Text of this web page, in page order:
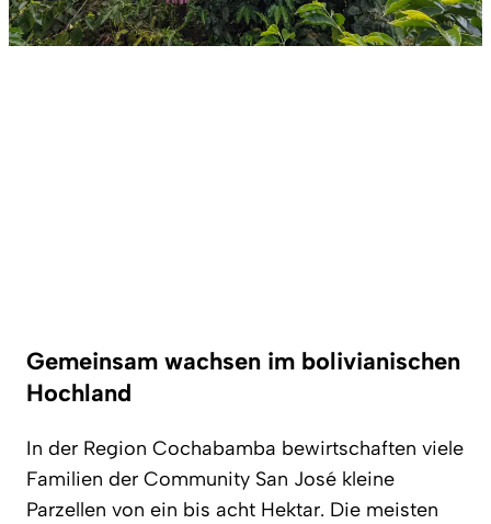
Gemeinsam wachsen im bolivianischen
Hochland
In der Region Cochabamba bewirtschaften viele
Familien der Community San José kleine
Parzellen von ein bis acht Hektar. Die meisten